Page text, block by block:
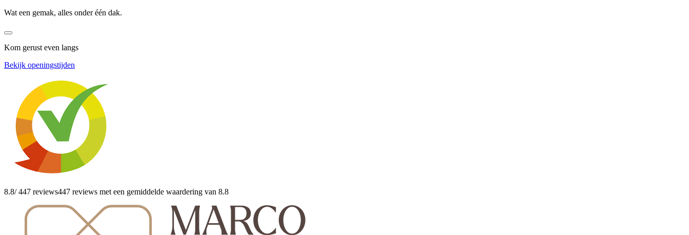
Wat een gemak, alles onder één dak.
Kom gerust even langs
Bekijk openingstijden
8.8/ 447 reviews447 reviews met een gemiddelde waardering van 8.8